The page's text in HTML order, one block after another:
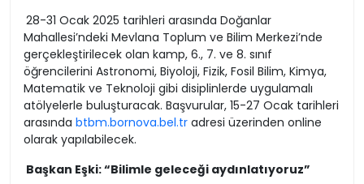
28-31 Ocak 2025 tarihleri arasında Doğanlar
Mahallesi’ndeki Mevlana Toplum ve Bilim Merkezi’nde
gerçekleştirilecek olan kamp, 6., 7. ve 8. sınıf
öğrencilerini Astronomi, Biyoloji, Fizik, Fosil Bilim, Kimya,
Matematik ve Teknoloji gibi disiplinlerde uygulamalı
atölyelerle buluşturacak. Başvurular, 15-27 Ocak tarihleri
arasında btbm.bornova.bel.tr adresi üzerinden online
olarak yapılabilecek.
Başkan Eşki: “Bilimle geleceği aydınlatıyoruz”